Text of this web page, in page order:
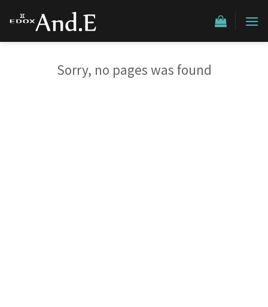
Sorry, no pages was found